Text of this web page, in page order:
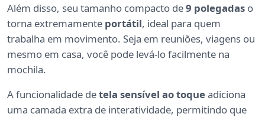
Além disso, seu tamanho compacto de9 polegadas o
torna extremamente portátil, ideal para quem
trabalha em movimento. Seja em reuniões, viagens ou
mesmo em casa, você pode levá-lo facilmente na
mochila.
A funcionalidade detela sensível ao toqueadiciona
uma camada extra de interatividade, permitindo que